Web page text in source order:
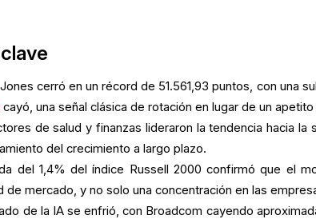
cerró en un récord de 51.561,93 puntos, con una
cayó, una señal clásica de rotación en lugar de un
de salud y finanzas lideraron la tendencia hacia la
del crecimiento a largo plazo.
del 1,4% del índice Russell 2000 confirmó que el
de mercado, y no solo una concentración en las
de la IA se enfrió, con Broadcom cayendo